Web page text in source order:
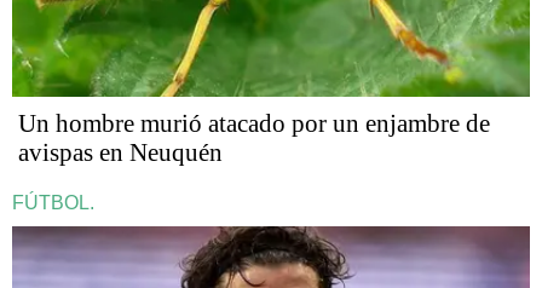
Un hombre murió atacado por un enjambre de
avispas en Neuquén
FÚTBOL.